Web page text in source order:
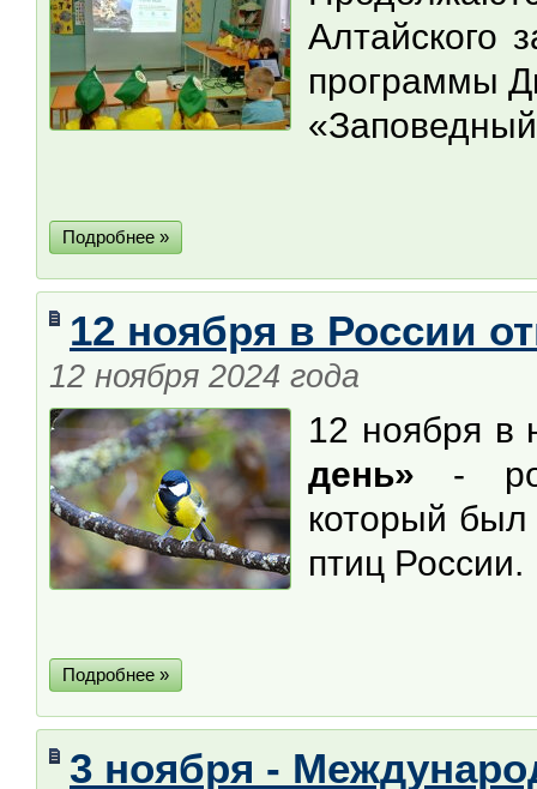
Алтайского
программы
Подробнее »
12 ноября в России
12 ноября 2024 года
12 ноября в
день» -
который
птиц России.
Подробнее »
3 ноября -